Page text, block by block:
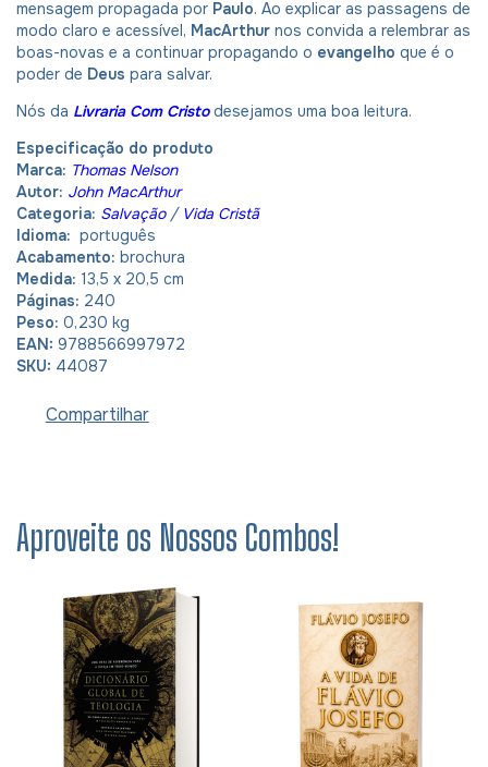
mensagem propagada por Paulo. Ao explicar as passagens de
modo claro e acessível, MacArthur nos convida a relembrar as
boas-novas e a continuar propagando o evangelho que é o
poder de Deus para salvar.
Nós da Livraria Com Cristo desejamos uma boa leitura.
Especificação do produto
Marca: Thomas Nelson
Autor: John MacArthur
Categoria: Salvação/ Vida Cristã
Idioma: português
Acabamento: brochura
Medida: 13,5 x 20,5 cm
Páginas: 240
Peso: 0,230 kg
EAN: 9788566997972
SKU: 44087
Compartilhar
Aproveite os Nossos Combos!